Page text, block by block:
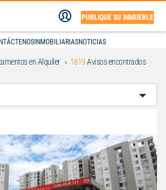
PUBLIQUE SU INMUEBLE
INMOBILIARIASNOTICIAS
en Alquiler 1819Avisos encontrados